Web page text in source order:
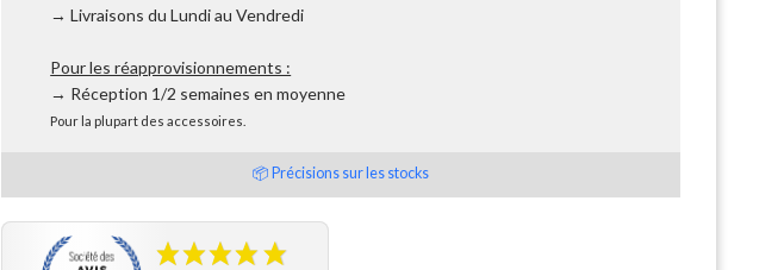
→ Livraisons du Lundi au Vendredi
Pour les réapprovisionnements :
→ Réception 1/2 semaines en moyenne
Pour la plupart des accessoires.
📦 Précisions sur les stocks